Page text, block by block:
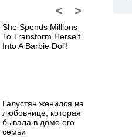
>
<
She Spends Millions
To Transform Herself
Into A Barbie Doll!
Галустян женился на
любовнице, которая
бывала в доме его
семьи